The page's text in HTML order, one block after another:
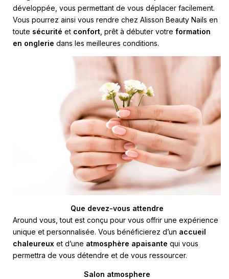
développée, vous permettant de vous déplacer facilement.
Vous pourrez ainsi vous rendre chez Alisson Beauty Nails en
toute sécurité et confort , prêt à débuter votre formation
en onglerie dans les meilleures conditions.
Que devez-vous attendre
Around vous, tout est conçu pour vous offrir une expérience
unique et personnalisée. Vous bénéficierez d’un accueil
chaleureux et d’une atmosphère apaisante qui vous
permettra de vous détendre et de vous ressourcer.
Salon atmosphere